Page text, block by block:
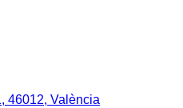
46012, València